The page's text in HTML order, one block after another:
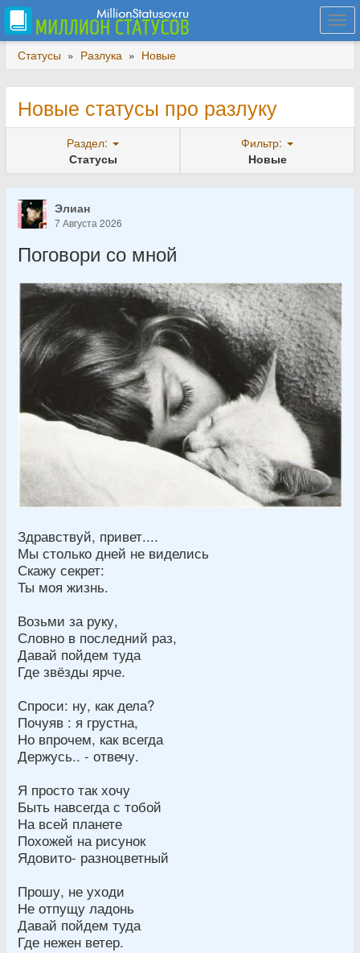
Статусы » Разлука » Новые
Новые статусы про разлуку
Раздел:
Статусы
Фильтр:
Новые
Элиан
7 Августа 2026
Поговори со мной
Здравствуй, привет....
Мы столько дней не виделись
Скажу секрет:
Ты моя жизнь.
Возьми за руку,
Словно в последний раз,
Давай пойдем туда
Где звёзды ярче.
Спроси: ну, как дела?
Почуяв : я грустна,
Но впрочем, как всегда
Держусь.. - отвечу.
Я просто так хочу
Быть навсегда с тобой
На всей планете
Похожей на рисунок
Ядовито- разноцветный
Прошу, не уходи
Не отпущу ладонь
Давай пойдем туда
Где нежен ветер.